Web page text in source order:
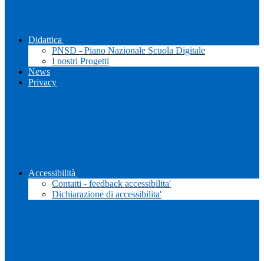
Didattica
PNSD - Piano Nazionale Scuola Digitale
I nostri Progetti
News
Privacy
Accessibilità
Contatti - feedback accessibilita'
Dichiarazione di accessibilita'